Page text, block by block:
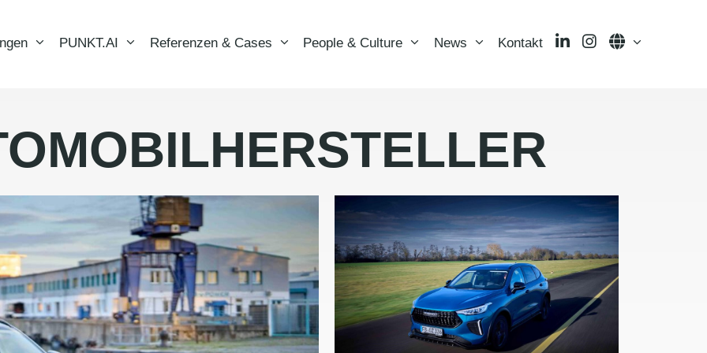
PUNKT.AI Referenzen & Cases People & Culture News Kontakt LinkedInInstagramLanguage